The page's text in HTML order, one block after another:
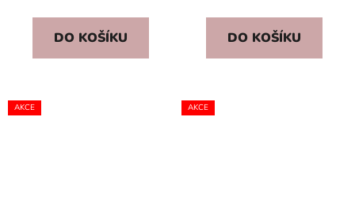
DO KOŠÍKU DO KOŠÍKU
AKCE AKCE